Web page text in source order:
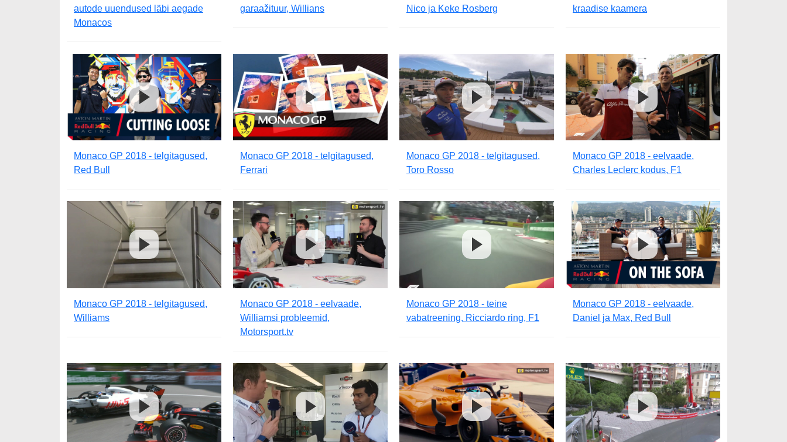
autode uuendused läbi aegade
Monacos
garaažituur, Willians
Nico ja Keke Rosberg
kraadise kaamera
Monaco GP 2018 - telgitagused,
Red Bull
Monaco GP 2018 - telgitagused,
Ferrari
Monaco GP 2018 - telgitagused,
Toro Rosso
Monaco GP 2018 - eelvaade,
Charles Leclerc kodus, F1
Monaco GP 2018 - telgitagused,
Williams
Monaco GP 2018 - eelvaade,
Williamsi probleemid,
Motorsport.tv
Monaco GP 2018 - teine
vabatreening, Ricciardo ring, F1
Monaco GP 2018 - eelvaade,
Daniel ja Max, Red Bull